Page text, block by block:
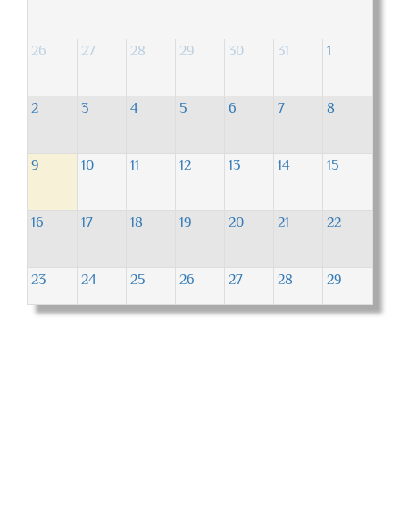
26 27 28 29 30 31 1
2 3 4 5 6 7 8
9 10 11 12 13 14 15
16 17 18 19 20 21 22
23 24 25 26 27 28 29